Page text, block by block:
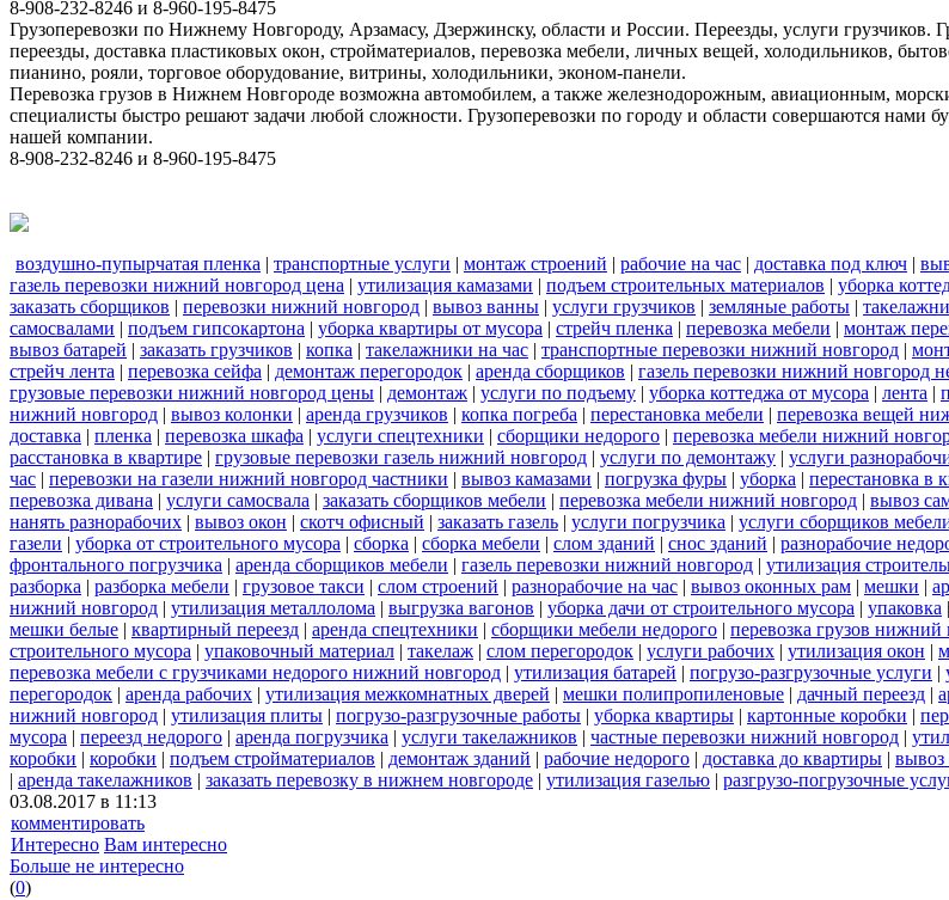
8-908-232-8246 и 8-960-195-8475
Грузоперевозки по Нижнему Новгороду, Арзамасу, Дзержинску, области и России. Переезды, услуги
переезды, доставка пластиковых окон, стройматериалов, перевозка мебели, личных вещей, холодильников,
пианино, рояли, торговое оборудование, витрины, холодильники, эконом-панели.
Перевозка грузов в Нижнем Новгороде возможна автомобилем, а также железнодорожным, авиационным,
специалисты быстро решают задачи любой сложности. Грузоперевозки по городу и области совершаются нами
нашей компании.
8-908-232-8246 и 8-960-195-8475
воздушно-пупырчатая пленка | транспортные услуги | монтаж строений | рабочие на час | доставка под ключ |
газель перевозки нижний новгород цена | утилизация камазами | подъем строительных материалов | уборка
заказать сборщиков | перевозки нижний новгород | вывоз ванны | услуги грузчиков | земляные работы |
самосвалами | подъем гипсокартона | уборка квартиры от мусора | стрейч пленка | перевозка мебели | монтаж
вывоз батарей | заказать грузчиков | копка | такелажники на час | транспортные перевозки нижний новгород |
стрейч лента | перевозка сейфа | демонтаж перегородок | аренда сборщиков | газель перевозки нижний новгород
грузовые перевозки нижний новгород цены | демонтаж | услуги по подъему | уборка коттеджа от мусора | лента |
нижний новгород | вывоз колонки | аренда грузчиков | копка погреба | перестановка мебели | перевозка вещей
доставка | пленка | перевозка шкафа | услуги спецтехники | сборщики недорого | перевозка мебели нижний
расстановка в квартире | грузовые перевозки газель нижний новгород | услуги по демонтажу | услуги
час | перевозки на газели нижний новгород частники | вывоз камазами | погрузка фуры | уборка | перестановка в
перевозка дивана | услуги самосвала | заказать сборщиков мебели | перевозка мебели нижний новгород | вывоз
нанять разнорабочих | вывоз окон | скотч офисный | заказать газель | услуги погрузчика | услуги сборщиков
газели | уборка от строительного мусора | сборка | сборка мебели | слом зданий | снос зданий | разнорабочие
фронтального погрузчика | аренда сборщиков мебели | газель перевозки нижний новгород | утилизация
разборка | разборка мебели | грузовое такси | слом строений | разнорабочие на час | вывоз оконных рам | мешки |
нижний новгород | утилизация металлолома | выгрузка вагонов | уборка дачи от строительного мусора | упаковка |
мешки белые | квартирный переезд | аренда спецтехники | сборщики мебели недорого | перевозка грузов нижний
строительного мусора | упаковочный материал | такелаж | слом перегородок | услуги рабочих | утилизация окон |
перевозка мебели с грузчиками недорого нижний новгород | утилизация батарей | погрузо-разгрузочные услуги |
перегородок | аренда рабочих | утилизация межкомнатных дверей | мешки полипропиленовые | дачный переезд |
нижний новгород | утилизация плиты | погрузо-разгрузочные работы | уборка квартиры | картонные коробки |
мусора | переезд недорого | аренда погрузчика | услуги такелажников | частные перевозки нижний новгород |
коробки | коробки | подъем стройматериалов | демонтаж зданий | рабочие недорого | доставка до квартиры | вывоз
| аренда такелажников | заказать перевозку в нижнем новгороде | утилизация газелью | разгрузо-погрузочные
03.08.2017 в 11:13
комментировать
Интересно Вам интересно
Больше не интересно
(0)